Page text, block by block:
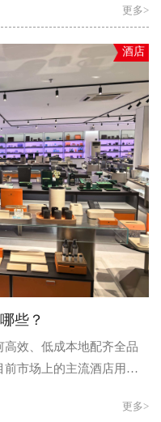
更多>
酒店
些？
效、低成本地配齐全品
市场上的主流酒店用品
集成供应”，即整合..
更多>